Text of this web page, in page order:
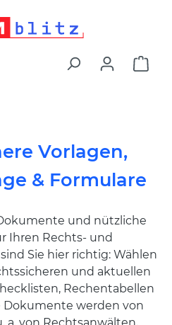
Vorlagen,
& Formulare
und nützliche
Ihren Rechts- und
Sie hier richtig: Wählen
und aktuellen
Rechentabellen
Dokumente werden von